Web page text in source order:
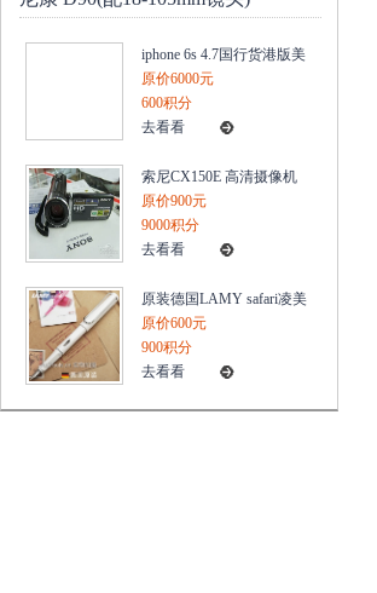
iphone 6s 4.7国行货港版美
版置官换机电信三网无锁
4G
原价6000元
600积分
去看看
索尼CX150E 高清摄像机
内置16G内存/25X/420万像
素 三年保
原价900元
9000积分
去看看
原装德国LAMY safari凌美
狩猎者系列钢笔10新款白
色
原价600元
900积分
去看看